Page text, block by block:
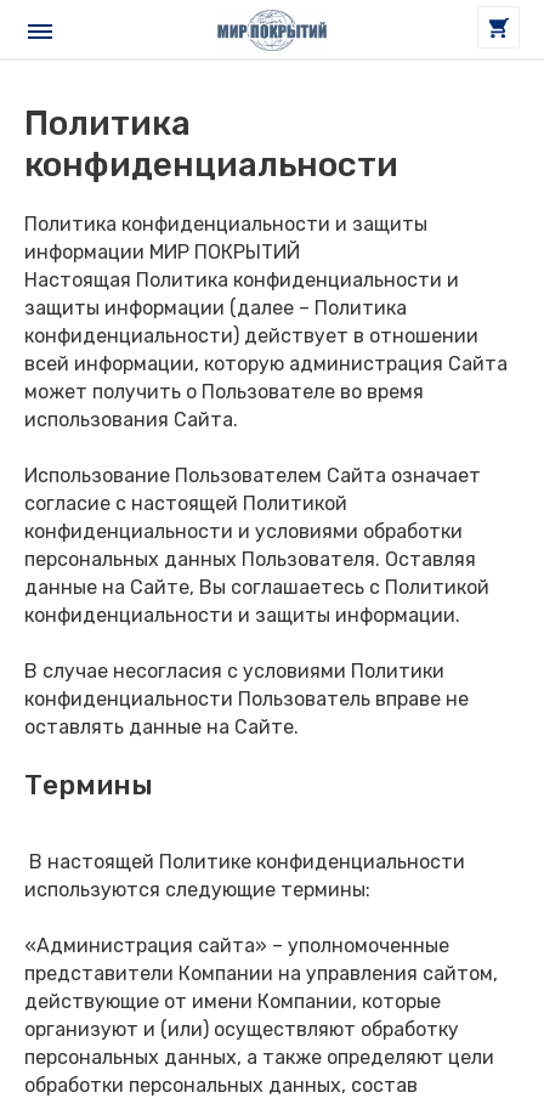
Политика
конфиденциальности
Политика конфиденциальности и защиты
информации МИР ПОКРЫТИЙ
Настоящая Политика конфиденциальности и
защиты информации (далее – Политика
конфиденциальности) действует в отношении
всей информации, которую администрация Сайта
может получить о Пользователе во время
использования Сайта.
Использование Пользователем Сайта означает
согласие с настоящей Политикой
конфиденциальности и условиями обработки
персональных данных Пользователя. Оставляя
данные на Сайте, Вы соглашаетесь с Политикой
конфиденциальности и защиты информации.
В случае несогласия с условиями Политики
конфиденциальности Пользователь вправе не
оставлять данные на Сайте.
Термины
В настоящей Политике конфиденциальности
используются следующие термины:
«Администрация сайта» – уполномоченные
представители Компании на управления сайтом,
действующие от имени Компании, которые
организуют и (или) осуществляют обработку
персональных данных, а также определяют цели
обработки персональных данных, состав